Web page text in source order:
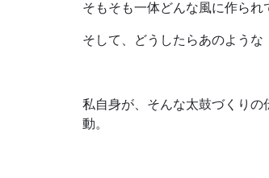
そもそも一体どんな風に作られ
そして、どうしたらあのような
私自身が、そんな太鼓づくり
動。